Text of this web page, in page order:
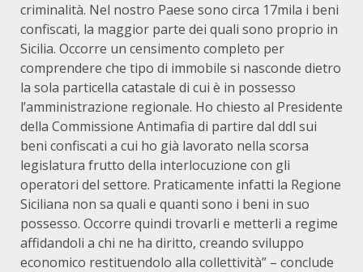
criminalità. Nel nostro Paese sono circa 17mila i beni
confiscati, la maggior parte dei quali sono proprio in
Sicilia. Occorre un censimento completo per
comprendere che tipo di immobile si nasconde dietro
la sola particella catastale di cui è in possesso
l’amministrazione regionale. Ho chiesto al Presidente
della Commissione Antimafia di partire dal ddl sui
beni confiscati a cui ho già lavorato nella scorsa
legislatura frutto della interlocuzione con gli
operatori del settore. Praticamente infatti la Regione
Siciliana non sa quali e quanti sono i beni in suo
possesso. Occorre quindi trovarli e metterli a regime
affidandoli a chi ne ha diritto, creando sviluppo
economico restituendolo alla collettività” – conclude